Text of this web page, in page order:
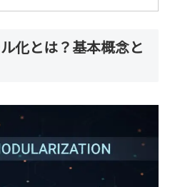
化とは？基本概念と